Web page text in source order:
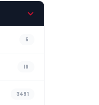
5
16
3491